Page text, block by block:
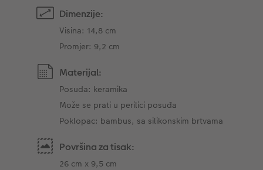
Dimenzije:
Visina: 14,8 cm
Promjer: 9,2 cm
Materijal:
Posuda: keramika
Može se prati u perilici posuđa
Poklopac: bambus, sa silikonskim brtvama
Površina za tisak:
26 cm x 9,5 cm